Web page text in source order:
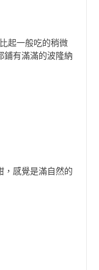
起一般吃的稍微
鋪有滿滿的波隆納
，感覺是滿自然的